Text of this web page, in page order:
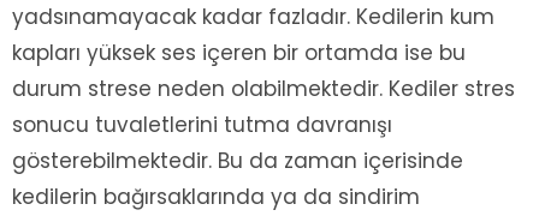
yadsınamayacak kadar fazladır. Kedilerin kum
kapları yüksek ses içeren bir ortamda ise bu
durum strese neden olabilmektedir. Kediler stres
sonucu tuvaletlerini tutma davranışı
gösterebilmektedir. Bu da zaman içerisinde
kedilerin bağırsaklarında ya da sindirim